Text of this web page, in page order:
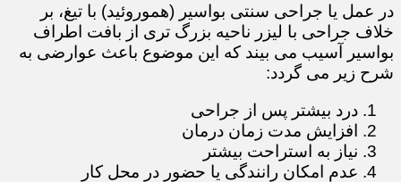
در عمل یا جراحی سنتی بواسیر (هموروئید) با تیغ، بر
خلاف جراحی با لیزر ناحیه بزرگ تری از بافت اطراف
بواسیر آسیب می بیند که این موضوع باعث عوارضی به
شرح زیر می گردد:
درد بیشتر پس از جراحی
افزایش مدت زمان درمان
نیاز به استراحت بیشتر
عدم امکان رانندگی یا حضور در محل کار